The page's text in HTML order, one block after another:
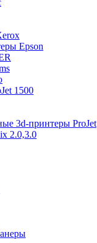
Epson
1500
3d-принтеры ProJet
2.0,3.0